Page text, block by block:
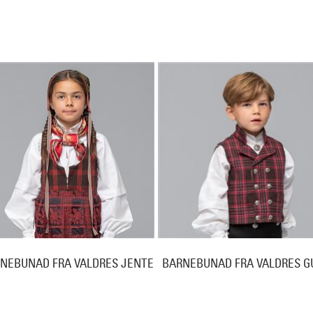
FRA VALDRES JENTE BARNEBUNAD FRA VALDRES